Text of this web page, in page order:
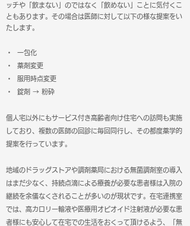
ッチや「飲まない」のではなく「飲めない」ことに気付くこ
ともあります。その場合は医師に対して以下の様な提案をい
たします。
・ 一包化
・ 薬剤変更
・ 服用時点変更
・ 錠剤 → 粉砕
個人宅以外にもサービス付き高齢者向け住宅への訪問も実施
しており、複数の医師の回診に毎回同行し、その都度薬学的
提案を行っています。
地域のドラッグストアや調剤薬局における無菌調剤室の導入
はまだ少なく、持続点滴による療養が必要な患者様は入院の
継続を余儀なくされることが多いのが現状です。在宅連携室
では、高カロリー輸液や医療用オピオイド注射液が必要な患
者様にも安心して在宅での生活をおくって頂けるよう、「無